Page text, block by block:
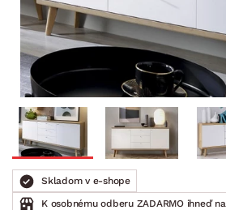
Skladom v e-shope
K osobnému odberu ZADARMO ihneď na